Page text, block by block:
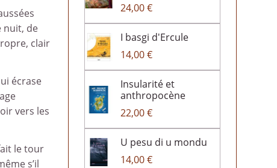
nuit, de
clair
écrase
vers les
le tour
s’il
24,00 €
I basgi d'Ercule
14,00 €
Insularité et
anthropocène
22,00 €
U pesu di u mondu
14,00 €